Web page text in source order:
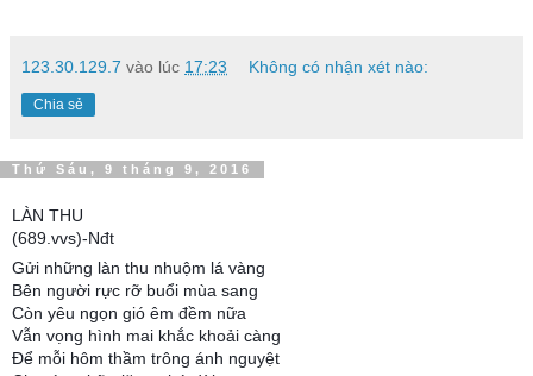
123.30.129.7 vào lúc 17:23 Không có nhận xét nào:
Chia sẻ
Thứ Sáu, 9 tháng 9, 2016
LÀN THU
(689.vvs)-Nđt
Gửi những làn thu nhuộm lá vàng
Bên người rực rỡ buổi mùa sang
Còn yêu ngọn gió êm đềm nữa
Vẫn vọng hình mai khắc khoải càng
Để mỗi hôm thầm trông ánh nguyệt